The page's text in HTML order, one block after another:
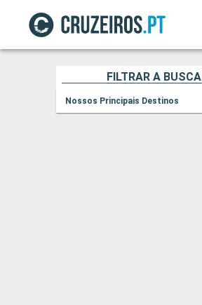
FILTRAR A BUSCA
Nossos Principais Destinos